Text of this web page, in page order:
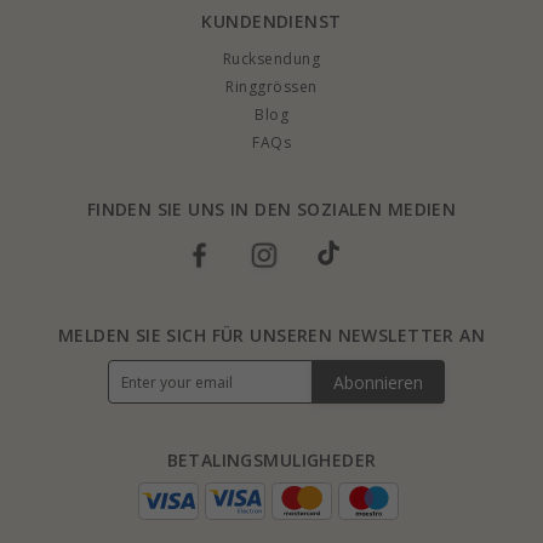
KUNDENDIENST
Rucksendung
Ringgrössen
Blog
FAQs
FINDEN SIE UNS IN DEN SOZIALEN MEDIEN
BETALINGSMULIGHEDER
MELDEN SIE SICH FÜR UNSEREN NEWSLETTER AN
Abonnieren